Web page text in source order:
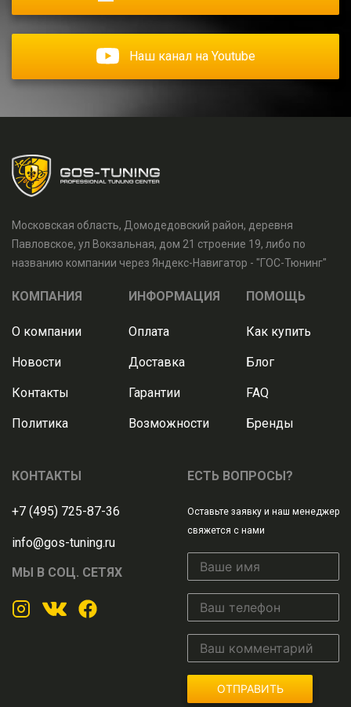
Наш канал на Youtube
Московская область, Домодедовский район, деревня
Павловское, ул Вокзальная, дом 21 строение 19, либо по
названию компании через Яндекс-Навигатор - "ГОС-Тюнинг"
КОМПАНИЯ
О компании
Новости
Контакты
Политика
ИНФОРМАЦИЯ
Оплата
Доставка
Гарантии
Возможности
ПОМОЩЬ
Как купить
Блог
FAQ
Бренды
КОНТАКТЫ
+7 (495) 725-87-36
info@gos-tuning.ru
МЫ В СОЦ. СЕТЯХ
ЕСТЬ ВОПРОСЫ?
Оставьте заявку и наш менеджер
свяжется с нами
ОТПРАВИТЬ